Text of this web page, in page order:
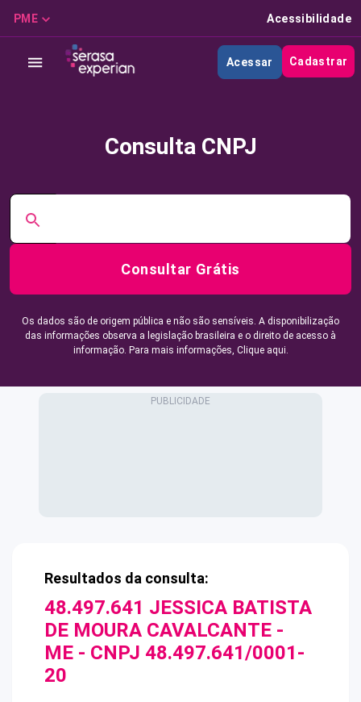
PME Acessibilidade
Acessar Cadastrar
Consulta CNPJ
Consultar Grátis
Os dados são de origem pública e não são sensíveis. A disponibilização
das informações observa a legislação brasileira e o direito de acesso à
informação. Para mais informações, Clique aqui.
Resultados da consulta:
48.497.641 JESSICA BATISTA
DE MOURA CAVALCANTE -
ME - CNPJ 48.497.641/0001-
20